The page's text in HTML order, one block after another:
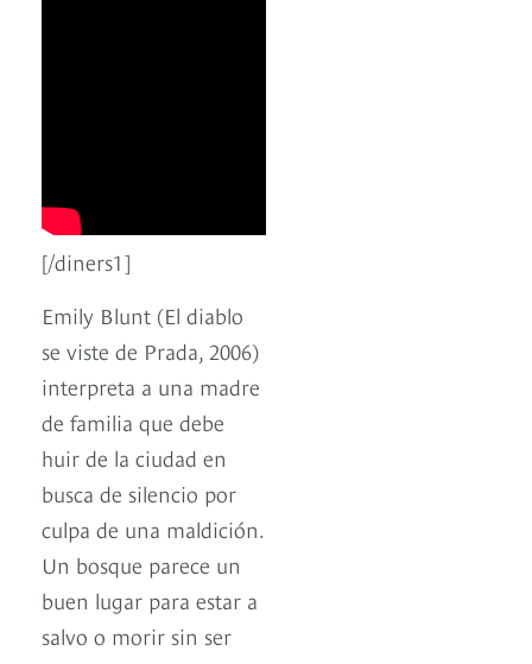
[/diners1]
Emily Blunt (El diablo
se viste de Prada, 2006)
interpreta a una madre
de familia que debe
huir de la ciudad en
busca de silencio por
culpa de una maldición.
Un bosque parece un
buen lugar para estar a
salvo o morir sin ser